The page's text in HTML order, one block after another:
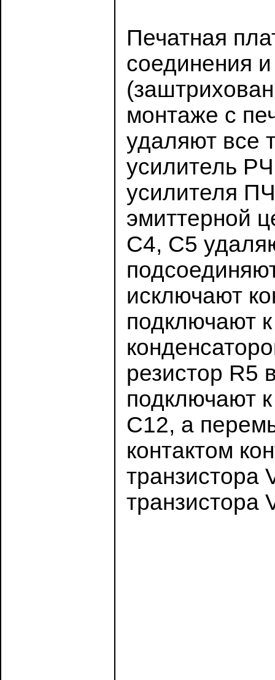
Печатная
соединения
монтаже с
удаляют все
усилитель
усилителя
эмиттерной
С4, С5
исключают
подключают
резистор R5
подключают
С12, а
контактом
транзистора
транзистора